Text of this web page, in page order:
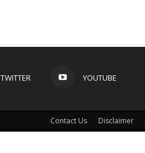
TWITTER YOUTUBE
Contact Us Disclaimer